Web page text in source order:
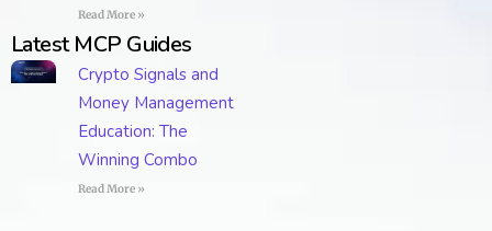
Read More »
Latest MCP Guides
Crypto Signals and
Money Management
Education: The
Winning Combo
Read More »